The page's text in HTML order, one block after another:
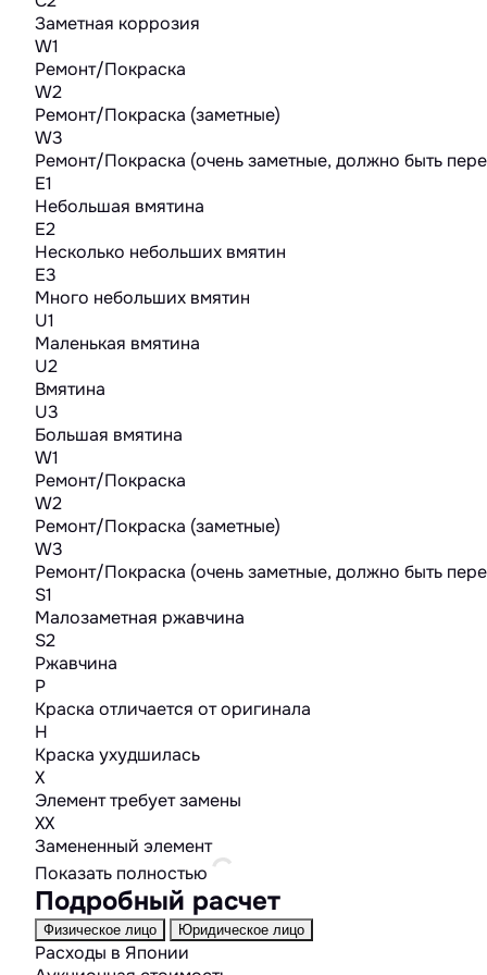
Заметная коррозия
W1
Ремонт/Покраска
W2
Ремонт/Покраска (заметные)
W3
Ремонт/Покраска (очень заметные, должно быть
E1
Небольшая вмятина
E2
Несколько небольших вмятин
E3
Много небольших вмятин
U1
Маленькая вмятина
U2
Вмятина
U3
Большая вмятина
W1
Ремонт/Покраска
W2
Ремонт/Покраска (заметные)
W3
Ремонт/Покраска (очень заметные, должно быть
S1
Малозаметная ржавчина
S2
Ржавчина
P
Краска отличается от оригинала
H
Краска ухудшилась
X
Элемент требует замены
XX
Замененный элемент
Показать полностью
Подробный расчет
Физическое лицо Юридическое лицо
Расходы в Японии